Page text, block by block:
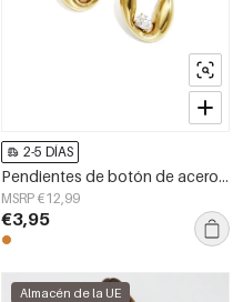
2-5 DÍAS
Pendientes de botón de acero inoxidable con forma irregular, sencillos, de la serie Daily Simple, joyería para mujer.
MSRP €12,99
€3,95
Almacén de la UE